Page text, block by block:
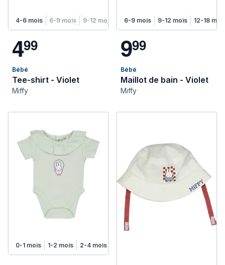
4-6 mois 6-9 mois 9-12 mois 12-18 mois
499
Bébé
Tee-shirt - Violet
Miffy
6-9 mois 9-12 mois 12-18
999
Bébé
Maillot de bain - Violet
Miffy
0-1 mois 1-2 mois 2-4 mois